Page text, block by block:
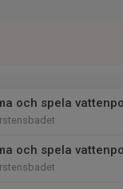
och spela
och spela